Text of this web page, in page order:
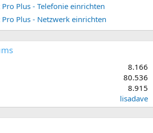
Plus - Telefonie einrichten
Plus - Netzwerk einrichten
8.166
80.536
8.915
lisadave